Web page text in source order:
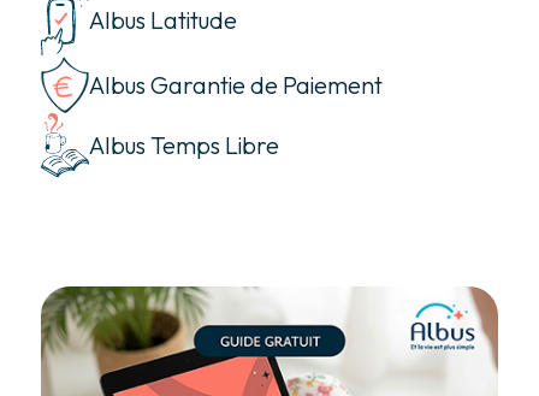
Albus Latitude
Albus Garantie de Paiement
Albus Temps Libre